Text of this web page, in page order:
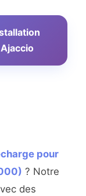
pour
? Notre
des